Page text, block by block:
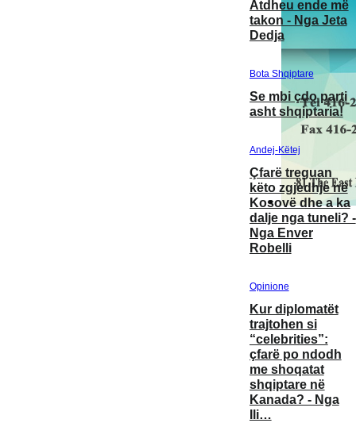
Atdheu ende më
takon - Nga Jeta
Dedja
Bota Shqiptare
Se mbi çdo parti
asht shqiptaria!
Andej-Këtej
Çfarë treguan
këto zgjedhje në
Kosovë dhe a ka
dalje nga tuneli? -
Nga Enver
Robelli
Opinione
Kur diplomatët
trajtohen si
“celebrities”:
çfarë po ndodh
me shoqatat
shqiptare në
Kanada? - Nga
Ili…